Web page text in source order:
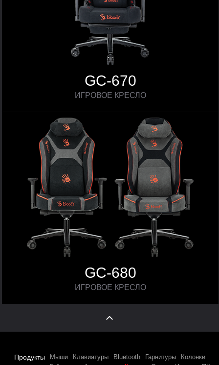
GC-670
ИГРОВОЕ КРЕСЛО
GC-680
ИГРОВОЕ КРЕСЛО
Продукты Мыши Клавиатуры Bluetooth Гарнитуры
Колонки